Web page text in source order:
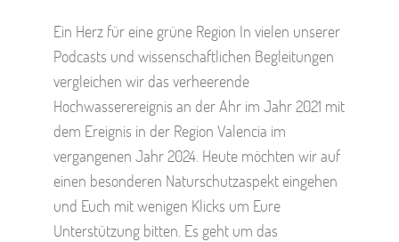
Ein Herz für eine grüne Region In vielen unserer
Podcasts und wissenschaftlichen Begleitungen
vergleichen wir das verheerende
Hochwasserereignis an der Ahr im Jahr 2021 mit
dem Ereignis in der Region Valencia im
vergangenen Jahr 2024. Heute möchten wir auf
einen besonderen Naturschutzaspekt eingehen
und Euch mit wenigen Klicks um Eure
Unterstützung bitten. Es geht um das